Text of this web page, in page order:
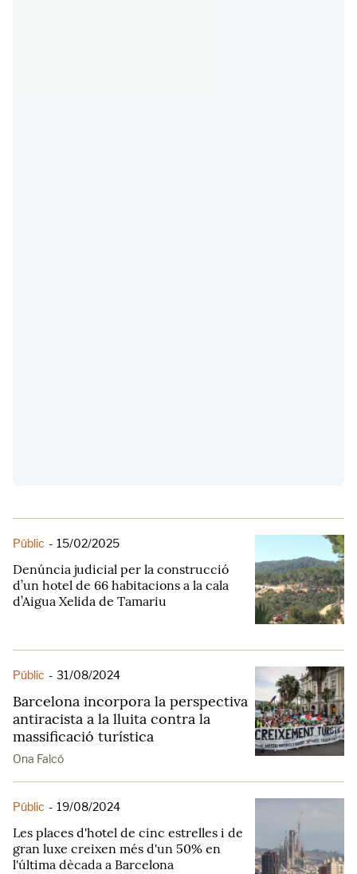
Públic - 15/02/2025
Denúncia judicial per la construcció
d’un hotel de 66 habitacions a la cala
d’Aigua Xelida de Tamariu
Públic - 31/08/2024
Barcelona incorpora la perspectiva
antiracista a la lluita contra la
massificació turística
Ona Falcó
Públic - 19/08/2024
Les places d'hotel de cinc estrelles i de
gran luxe creixen més d'un 50% en
l'última dècada a Barcelona